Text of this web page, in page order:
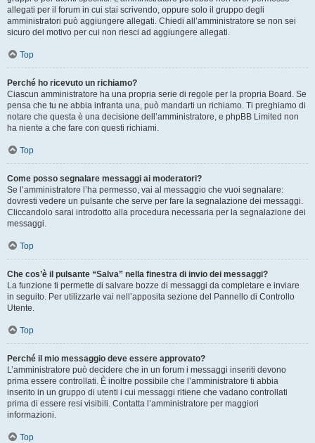
allegati per il forum in cui stai scrivendo, oppure solo il gruppo degli
amministratori può aggiungere allegati. Chiedi all’amministratore se non sei
sicuro del motivo per cui non riesci ad aggiungere allegati.
Top
Perché ho ricevuto un richiamo?
Ciascun amministratore ha una propria serie di regole per la propria Board. Se
pensa che tu ne abbia infranta una, può mandarti un richiamo. Ti preghiamo di
notare che questa è una decisione dell’amministratore, e phpBB Limited non
ha niente a che fare con questi richiami.
Top
Come posso segnalare messaggi ai moderatori?
Se l’amministratore l’ha permesso, vai al messaggio che vuoi segnalare:
dovresti vedere un pulsante che serve per fare la segnalazione dei messaggi.
Cliccandolo sarai introdotto alla procedura necessaria per la segnalazione dei
messaggi.
Top
Che cos’è il pulsante “Salva” nella finestra di invio dei messaggi?
La funzione ti permette di salvare bozze di messaggi da completare e inviare
in seguito. Per utilizzarle vai nell’apposita sezione del Pannello di Controllo
Utente.
Top
Perché il mio messaggio deve essere approvato?
L’amministratore può decidere che in un forum i messaggi inseriti devono
prima essere controllati. È inoltre possibile che l’amministratore ti abbia
inserito in un gruppo di utenti i cui messaggi ritiene che vadano controllati
prima di essere resi visibili. Contatta l’amministratore per maggiori
informazioni.
Top